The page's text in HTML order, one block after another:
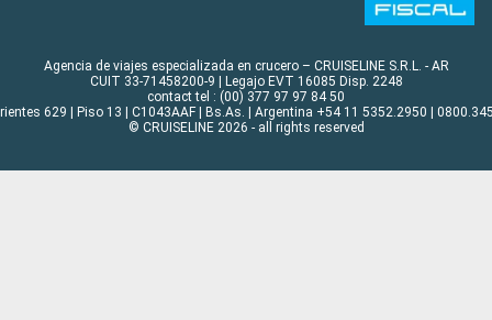
Agencia de viajes especializada en crucero – CRUISELINE S.R.L. - AR
CUIT 33-71458200-9 | Legajo EVT 16085 Disp. 2248
contact tel : (00) 377 97 97 84 50
629 | Piso 13 | C1043AAF | Bs.As. | Argentina +54 11 5352.2950 |
© CRUISELINE 2026 - all rights reserved